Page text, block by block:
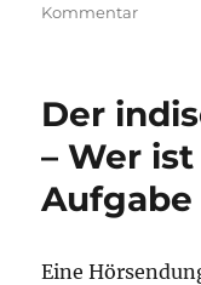
Kommentarzu
zwischen
Kali
und
Kali
Der
– Wer
Aufgabe
Eine